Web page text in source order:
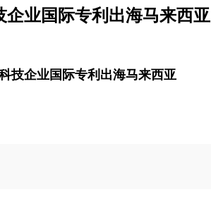
企业国际专利出海马来西亚
技企业国际专利出海马来西亚